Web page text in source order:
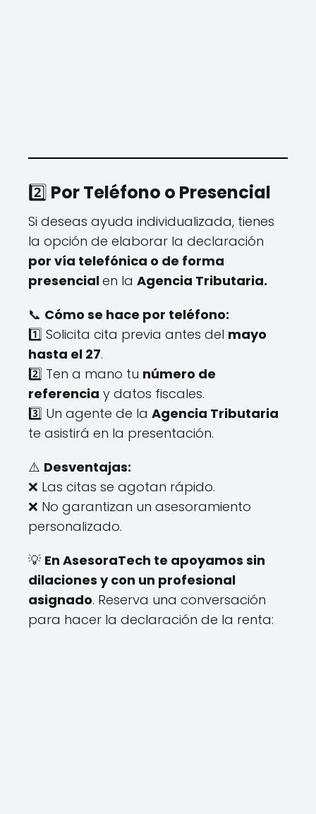
2️⃣ Por Teléfono o Presencial
Si deseas ayuda individualizada, tienes
la opción de elaborar la declaración
por vía telefónica o de forma
presencialen la Agencia Tributaria.
📞 Cómo se hace por teléfono:
1️⃣ Solicita cita previa antes del mayo
hasta el 27.
2️⃣ Ten a mano tu número de
referencia y datos fiscales.
3️⃣ Un agente de la Agencia Tributaria
te asistirá en la presentación.
⚠️ Desventajas:
❌ Las citas se agotan rápido.
❌ No garantizan un asesoramiento
personalizado.
💡 En AsesoraTech te apoyamos sin
dilaciones y con un profesional
asignado. Reserva una conversación
para hacer la declaración de la renta: